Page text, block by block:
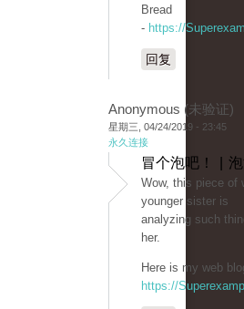
Bread
- https://
回复
Anonymous (未验证)
星期三, 04/24/2019 - 23:45
永久连接
冒个泡吧！ |
Wow, this piece of
younger sister is
analyzing such
her.
Here is my web
https://